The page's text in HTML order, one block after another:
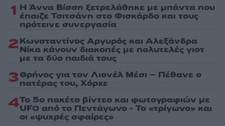
1 Η Άννα Βίσση ξετρελάθηκε με μπάντα που
έπαιζε Τσιτσάνη στο Φισκάρδο και τους
πρότεινε συνεργασία
2Κωνσταντίνος Αργυρός και Αλεξάνδρα
Νίκα κάνουν διακοπές με πολυτελές γιοτ
με τα δύο παιδιά τους
3Θρήνος για τον Λιονέλ Μέσι – Πέθανε ο
πατέρας του, Χόρχε
4Το 5ο πακέτο βίντεο και φωτογραφιών με
UFO από το Πεντάγωνο - Το «τρίγωνο» και
οι «ψυχρές σφαίρες»